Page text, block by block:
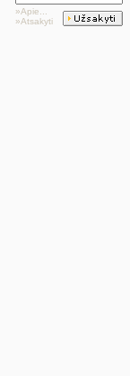
»Apie...
»Atsakyti